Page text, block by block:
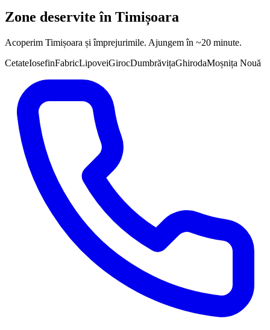
Zone deservite în Timișoara
Acoperim Timișoara și împrejurimile. Ajungem în ~20 minute.
CetateIosefinFabricLipoveiGirocDumbrăvițaGhirodaMoșnița Nouă